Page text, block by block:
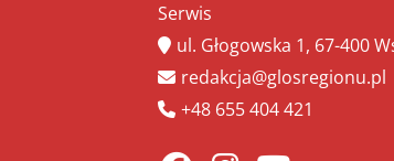
Serwis
ul. Głogowska 1, 67-400
redakcja@glosregionu.pl
+48 655 404 421